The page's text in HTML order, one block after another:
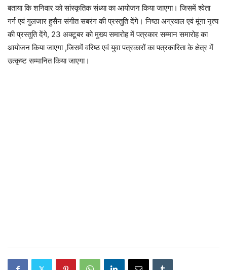
बताया कि शनिवार को सांस्कृतिक संध्या का आयोजन किया जाएगा। जिसमें श्वेता
गर्ग एवं गुलजार हुसैन संगीत सबरंग की प्रस्तुति देंगे। निष्ठा अग्रवाल एवं मूंगा नृत्य
की प्रस्तुति देंगे, 23 अक्टूबर को मुख्य समारोह में पत्रकार सम्मान समारोह का
आयोजन किया जाएगा ,जिसमें वरिष्ठ एवं युवा पत्रकारों का पत्रकारिता के क्षेत्र में
उत्कृष्ट सम्मानित किया जाएगा।